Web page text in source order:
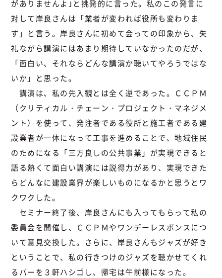
がありませんよ｣と挑発的に言った。私のこの発言に
対して岸良さんは「業者が変われば役所も変わりま
す」と言う。岸良さんに初めて会っての印象から、失
礼ながら講演にはあまり期待していなかったのだが、
「面白い、それならどんな講演か聴いてやろうではな
いか」と思った。
講演は、私の先入観とは全く逆であった。ＣＣＰＭ
（クリティカル・チェーン・プロジェクト・マネジメ
ント）を使って、発注者である役所と施工者である建
設業者が一体になって工事を進めることで、地域住民
のためになる「三方良しの公共事業」が実現できると
語る熱くて面白い講演には説得力があり、実現できた
らどんなに建設業界が楽しいものになるかと思うとワ
クワクした。
セミナー終了後、岸良さんにも入ってもらって私の
委員会を開催し、ＣＣＰＭやワンデーレスポンスにつ
いて意見交換した。さらに、岸良さんもジャズが好き
ということで、私の行きつけのジャズを聴かせてくれ
るバーを３軒ハシゴし、帰宅は午前様になった。